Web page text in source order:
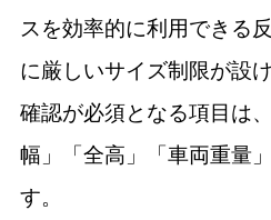
スを効率的に利用できる
に厳しいサイズ制限が設
確認が必須となる項目は
幅」「全高」「車両重量
す。